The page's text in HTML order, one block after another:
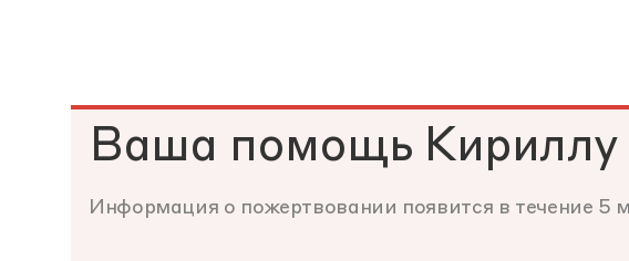
Ваша помощь Кириллу
Информация о пожертвовании появится в течение 5